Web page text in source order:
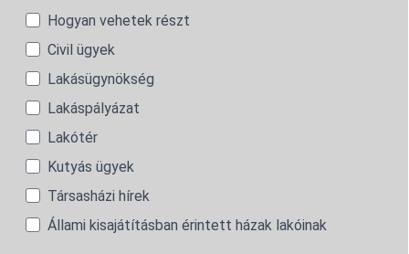
Hogyan vehetek részt
Civil ügyek
Lakásügynökség
Lakáspályázat
Lakótér
Kutyás ügyek
Társasházi hírek
Állami kisajátításban érintett házak lakóinak